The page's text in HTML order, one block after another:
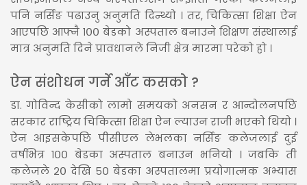
पनि नर्सिङ पढाउनु अनुमति दिन्थ्यो । तर, चिकित्सा शिक्षा ऐन
आएपछि आफ्नै १०० बेडको अस्पताल बनाउने शिक्षण संस्थालाई
मात्र अनुमति दिने प्रावधानले निजी क्षेत्र मारमा परेको हो ।
ऐन संशोधन गर्ने आँट कसको ?
डा. गोविन्द केसीको लामो समयको अनसन र आन्दोलनपछि
सरकार राष्ट्रिय चिकित्सा शिक्षा ऐन ल्याउन राजी भएको थियो ।
ऐन आइसकेपछि पीसीएल लेभलका नर्सिङ कलेजलाई दुई
वर्षभित्र १०० बेडका अस्पताल बनाउन भनियो । जबकि ती
कलेजले २० देखि ५० बेडका अस्पतालमा प्रयोगात्मक अभ्यास